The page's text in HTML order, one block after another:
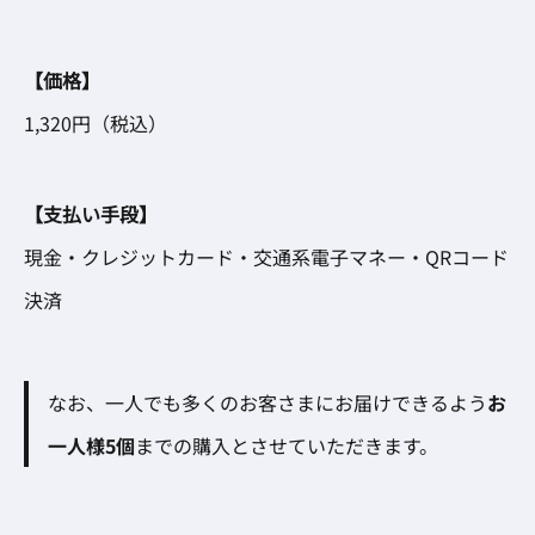
【価格】
1,320円（税込）
【支払い手段】
現金・クレジットカード・交通系電子マネー・QRコード
決済
なお、一人でも多くのお客さまにお届けできるようお
一人様5個までの購入とさせていただきます。